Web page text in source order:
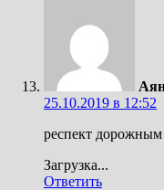
25.10.2019 в 12:52
респект дорожным
Загрузка...
Ответить